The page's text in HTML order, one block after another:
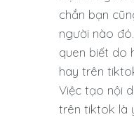
chắn bạn
người nào
quen biết do
hay trên
Việc tạo nội
trên tiktok là